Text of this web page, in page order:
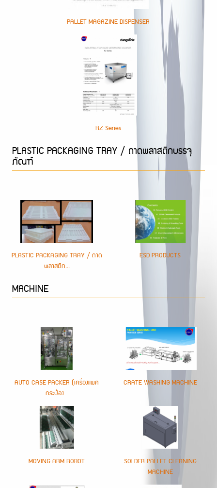
PALLET MAGAZINE DISPENSER
RZ Series
PLASTIC PACKAGING TRAY / ถาดพลาสติกบรรจุ
ภัณฑ์
PLASTIC PACKAGING TRAY / ถาด
พลาสติก...
ESD PRODUCTS
MACHINE
AUTO CASE PACKER (เครื่องแพค
กระป๋อง...
CRATE WASHING MACHINE
MOVING ARM ROBOT
SOLDER PALLET CLEANING
MACHINE